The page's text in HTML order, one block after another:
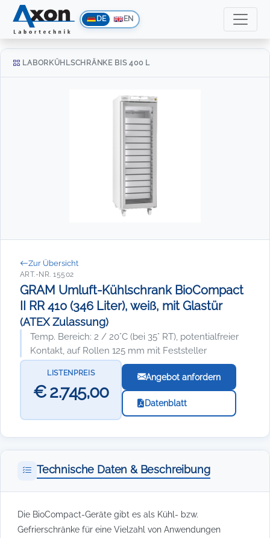
DE EN
LABORKÜHLSCHRÄNKE BIS 400 L
Zur Übersicht
ART.-NR. 15502
GRAM Umluft-Kühlschrank BioCompact
II RR 410 (346 Liter), weiß, mit Glastür
(ATEX Zulassung)
Temp. Bereich: 2 / 20°C (bei 35° RT), potentialfreier
Kontakt, auf Rollen 125 mm mit Feststeller
LISTENPREIS
€ 2.745,00
Angebot anfordern
Datenblatt
Technische Daten & Beschreibung
Die BioCompact-Geräte gibt es als Kühl- bzw.
Gefrierschränke für eine Vielzahl von Anwendungen